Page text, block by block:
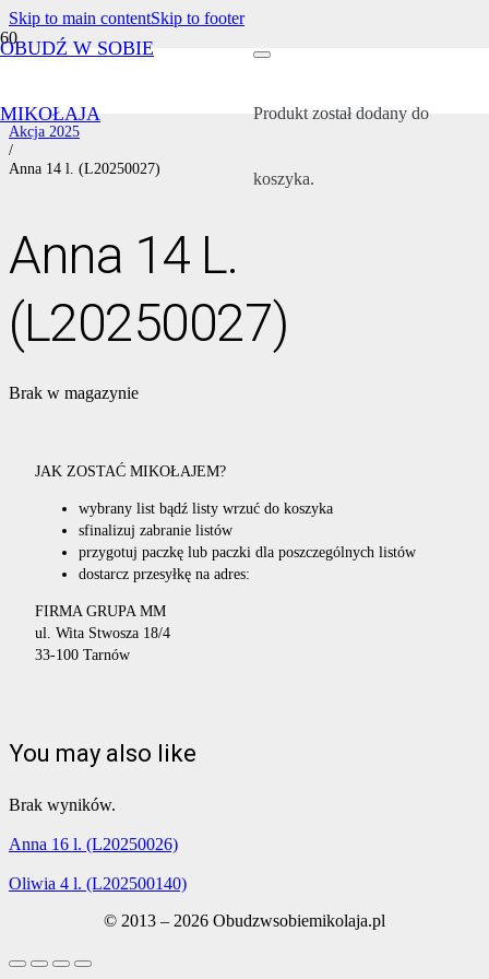
Skip to main contentSkip to footer
OBUDŹ W SOBIE
MIKOŁAJA Produkt został dodany do
koszyka.
Strona główna
/
Akcja 2025
/
Anna 14 l. (L20250027)
Anna 14 L.
(L20250027)
Brak w magazynie
JAK ZOSTAĆ MIKOŁAJEM?
wybrany list bądź listy wrzuć do koszyka
sfinalizuj zabranie listów
przygotuj paczkę lub paczki dla poszczególnych listów
dostarcz przesyłkę na adres:
FIRMA GRUPA MM
ul. Wita Stwosza 18/4
33-100 Tarnów
You may also like
Brak wyników.
Anna 16 l. (L20250026)
Oliwia 4 l. (L202500140)
© 2013 – 2026 Obudzwsobiemikolaja.pl